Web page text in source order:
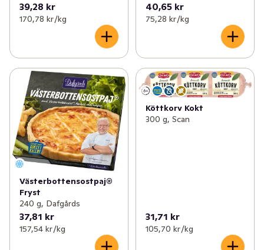
39,28 kr
170,78 kr /kg
40,65 kr
75,28 kr /kg
Västerbottensostpaj®
Fryst
240 g, Dafgårds
37,81 kr
157,54 kr /kg
Köttkorv Kokt
300 g, Scan
31,71 kr
105,70 kr /kg